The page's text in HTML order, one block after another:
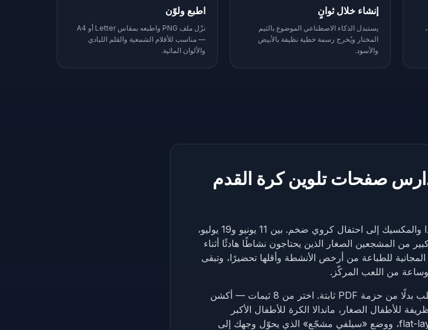
إنشاء خلال ثوانٍ
يستبدل الذكاء الاصطناعي الموضوع بالثيم
المختار ويُخرج رسمة خطية نظيفة بالأبيض
والأسود.
اطبع ولوّن
نزّل ملف PNG واطبعه بمقاس Letter أو A4
— مناسب للأقلام الشمعية والقلم اللبادي
والألوان المائية.
صفحات تلوين كرة القدم
في صيف 2026 تتحوّل الولايات المتحدة وكندا والمكسيك إلى احتفال كروي ضخم. بين 11 يونيو و19 يوليو،
من المشجعين الصغار الذين يحتاجون نشاطًا هادئًا أثناء
للطباعة من أرخص الأنشطة وأقلها تحضيرًا، وتبقى
وساعة من اللعب المركّز.
مولّد CubistAI يعطيك رسمة جديدة عند الطلب بدلًا من حزمة PDF ثابتة. اختر من 8 ثيمات — أكشن
للأطفال الصغار، ماندالا الكرة للأطفال الأكبر
والبالغين، حفلة يوم المباراة، طاقم بأسلوب flat-lay، ووضع «سيلفي مشجّع» الذي يحوّل وجهك إلى